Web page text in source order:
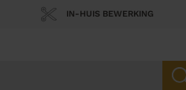
IN-HUIS BEWERKING